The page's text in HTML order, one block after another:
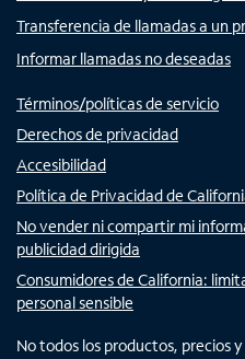
Transferencia de llamadas a un
Informar llamadas no deseadas
Términos/políticas de servicio
Derechos de privacidad
Accesibilidad
Política de Privacidad de
No vender ni compartir mi
publicidad dirigida
Consumidores de California:
personal sensible
No todos los productos, precios